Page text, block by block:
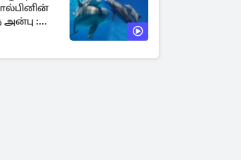
அன்பு :
காணொளி